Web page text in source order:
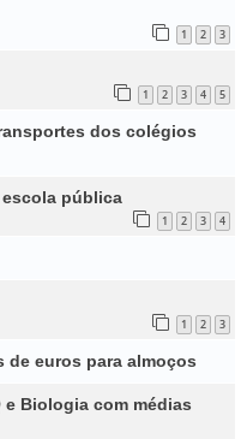
1 2 3
1 2 3 4 5
dos colégios
escola pública
1 2 3 4
1 2 3
de euros para almoços
e Biologia com médias